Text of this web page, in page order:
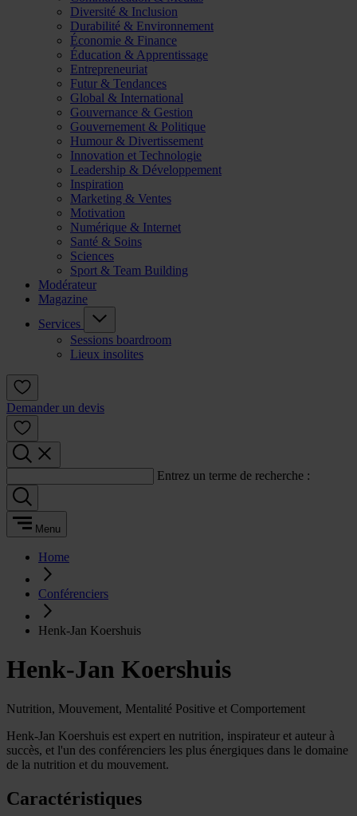
Diversité & Inclusion
Durabilité & Environnement
Économie & Finance
Éducation & Apprentissage
Entrepreneuriat
Futur & Tendances
Global & International
Gouvernance & Gestion
Gouvernement & Politique
Humour & Divertissement
Innovation et Technologie
Leadership & Développement
Inspiration
Marketing & Ventes
Motivation
Numérique & Internet
Santé & Soins
Sciences
Sport & Team Building
Modérateur
Magazine
Services
Sessions boardroom
Lieux insolites
Demander un devis
Entrez un terme de recherche :
Menu
Home
Conférenciers
Henk-Jan Koershuis
Henk-Jan Koershuis
Nutrition, Mouvement, Mentalité Positive et Comportement
Henk-Jan Koershuis est expert en nutrition, inspirateur et auteur à
succès, et l'un des conférenciers les plus énergiques dans le domaine
de la nutrition et du mouvement.
Caractéristiques